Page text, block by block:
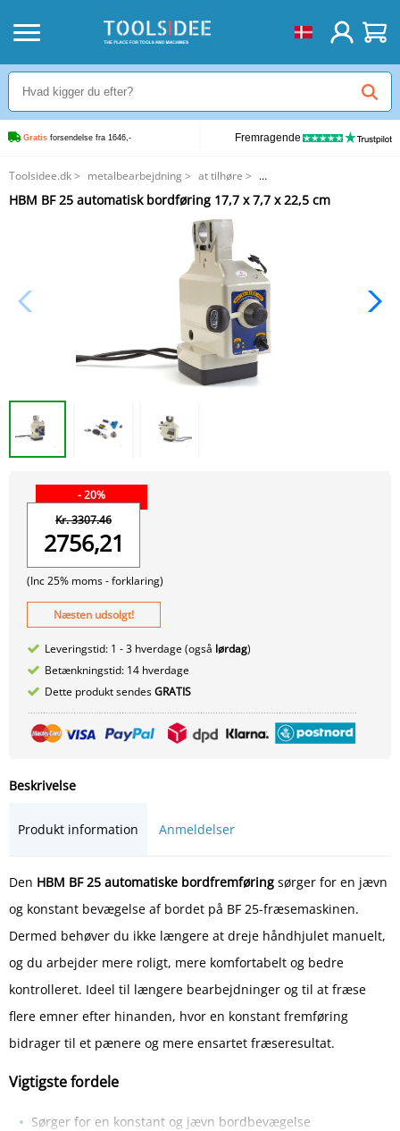
Gratis forsendelse fra 1646,- Fremragende
Toolsidee.dk> metalbearbejdning > at tilhøre >
HBM BF 25 automatisk bordføring 17,7 x 7,7 x 22,5 cm
HBM BF 25 automatisk bordføring 17,7 x 7,7 x 22,5 cm
- 20%
Kr. 3307.46
2756,21
(Inc 25% moms -forklaring)
Næsten udsolgt!
Leveringstid: 1 - 3 hverdage (også lørdag)
Betænkningstid: 14 hverdage
Dette produkt sendesGRATIS
Beskrivelse
Produkt information Anmeldelser
Den HBM BF 25 automatiske bordfremføring sørger for en jævn
og konstant bevægelse af bordet på BF 25-fræsemaskinen.
Dermed behøver du ikke længere at dreje håndhjulet manuelt,
og du arbejder mere roligt, mere komfortabelt og bedre
kontrolleret. Ideel til længere bearbejdninger og til at fræse
flere emner efter hinanden, hvor en konstant fremføring
bidrager til et pænere og mere ensartet fræseresultat.
Vigtigste fordele
Sørger for en konstant og jævn bordbevægelse